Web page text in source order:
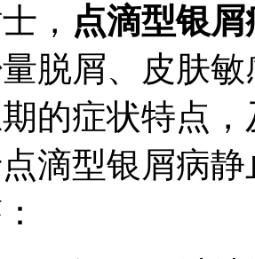
， 点滴型银
脱屑、皮肤
的症状特点
滴型银屑病